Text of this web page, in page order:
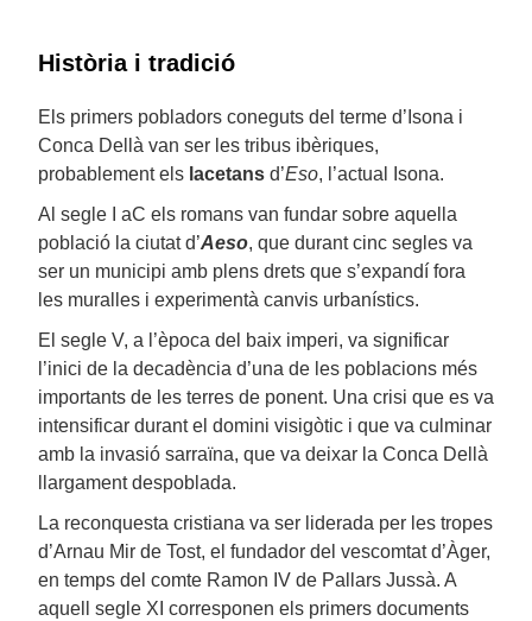
Història i tradició
Els primers pobladors coneguts del terme d’Isona i
Conca Dellà van ser les tribus ibèriques,
probablement els lacetans d’Eso, l’actual Isona.
Al segle I aC els romans van fundar sobre aquella
població la ciutat d’Aeso, que durant cinc segles va
ser un municipi amb plens drets que s’expandí fora
les muralles i experimentà canvis urbanístics.
El segle V, a l’època del baix imperi, va significar
l’inici de la decadència d’una de les poblacions més
importants de les terres de ponent. Una crisi que es va
intensificar durant el domini visigòtic i que va culminar
amb la invasió sarraïna, que va deixar la Conca Dellà
llargament despoblada.
La reconquesta cristiana va ser liderada per les tropes
d’Arnau Mir de Tost, el fundador del vescomtat d’Àger,
en temps del comte Ramon IV de Pallars Jussà. A
aquell segle XI corresponen els primers documents